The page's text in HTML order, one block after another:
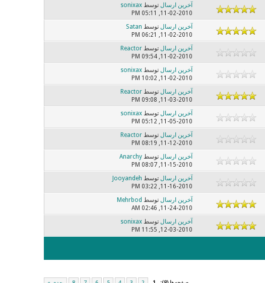
آخرین ارسال توسطsonixax
11-02-2010, 05:11 PM
آخرین ارسال توسط Satan
11-02-2010, 06:21 PM
آخرین ارسال توسطReactor
11-02-2010, 09:54 PM
آخرین ارسال توسطsonixax
11-02-2010, 10:02 PM
آخرین ارسال توسطReactor
11-03-2010, 09:08 PM
آخرین ارسال توسطsonixax
11-05-2010, 05:12 PM
آخرین ارسال توسطReactor
11-12-2010, 08:19 PM
آخرین ارسال توسطAnarchy
11-15-2010, 08:07 PM
آخرین ارسال توسط Jooyandeh
11-16-2010, 03:22 PM
آخرین ارسال توسط Mehrbod
11-24-2010, 02:46 AM
آخرین ارسال توسطsonixax
12-03-2010, 11:55 PM